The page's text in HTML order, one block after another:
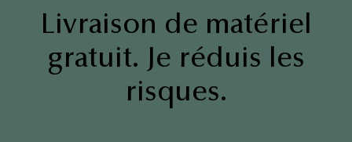
Livraison de matériel
gratuit. Je réduis les
risques.